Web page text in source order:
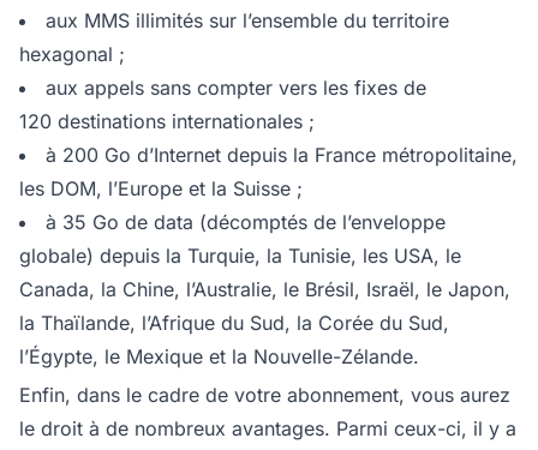
aux MMS illimités sur l’ensemble du territoire
hexagonal ;
aux appels sans compter vers les fixes de
120 destinations internationales ;
à 200 Go d’Internet depuis la France métropolitaine,
les DOM, l’Europe et la Suisse ;
à 35 Go de data (décomptés de l’enveloppe
globale) depuis la Turquie, la Tunisie, les USA, le
Canada, la Chine, l’Australie, le Brésil, Israël, le Japon,
la Thaïlande, l’Afrique du Sud, la Corée du Sud,
l’Égypte, le Mexique et la Nouvelle-Zélande.
Enfin, dans le cadre de votre abonnement, vous aurez
le droit à de nombreux avantages. Parmi ceux-ci, il y a